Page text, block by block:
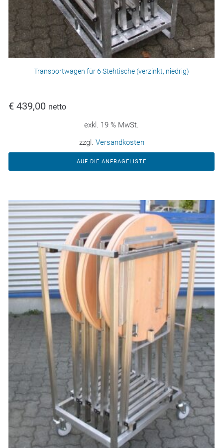
Transportwagen für 6 Stehtische (verzinkt, niedrig)
€ 439,00 netto
exkl. 19 % MwSt.
zzgl. Versandkosten
AUF DIE ANFRAGELISTE